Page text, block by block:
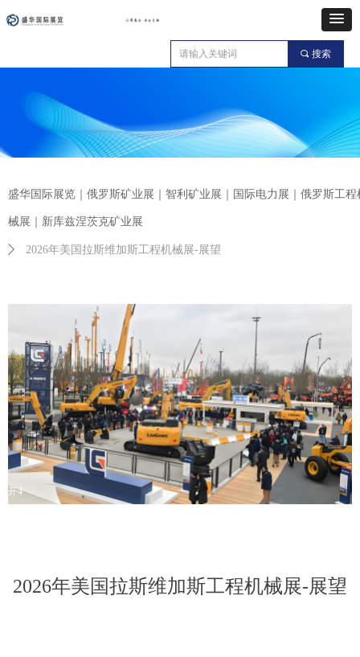
끠 搜索
盛华国际展览｜俄罗斯矿业展｜智利矿业展｜国际电力展｜俄罗斯工程
械展｜新库兹涅茨克矿业展
ꄲ 2026年美国拉斯维加斯工程机械展-展望
开4
2026年美国拉斯维加斯工程机械展-展望